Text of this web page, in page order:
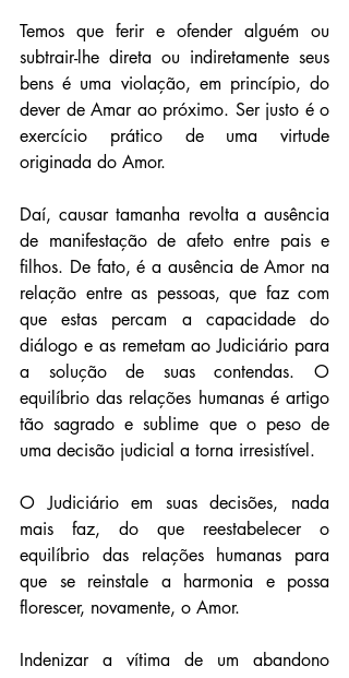
Temos que ferir e ofender alguém ou
subtrair-lhe direta ou indiretamente seus
bens é uma violação, em princípio, do
dever de Amar ao próximo. Ser justo é o
exercício prático de uma virtude
originada do Amor.
Daí, causar tamanha revolta a ausência
de manifestação de afeto entre pais e
filhos. De fato, é a ausência de Amor na
relação entre as pessoas, que faz com
que estas percam a capacidade do
diálogo e as remetam ao Judiciário para
a solução de suas contendas. O
equilíbrio das relações humanas é artigo
tão sagrado e sublime que o peso de
uma decisão judicial a torna irresistível.
O Judiciário em suas decisões, nada
mais faz, do que reestabelecer o
equilíbrio das relações humanas para
que se reinstale a harmonia e possa
florescer, novamente, o Amor.
Indenizar a vítima de um abandono